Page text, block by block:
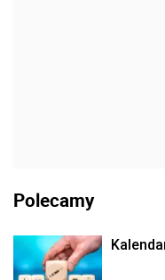
Polecamy